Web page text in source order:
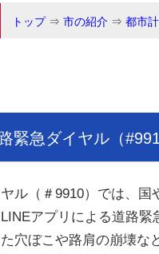
トップ⇒ 市の紹介 ⇒ 都市
緊急ダイヤル（
ル（＃9910）では、国
アプリによる道路緊
穴ぼこや路肩の崩壊な